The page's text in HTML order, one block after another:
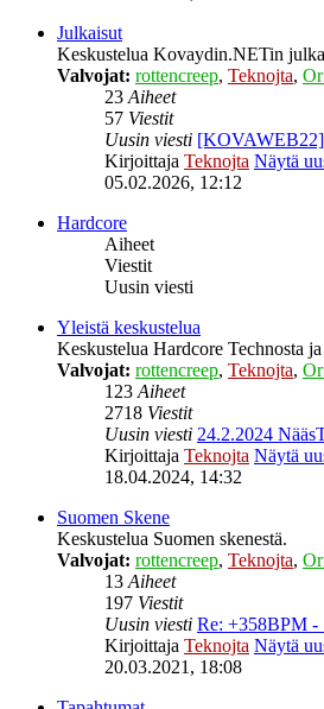
Julkaisut
Keskustelua Kovaydin.NETin
Valvojat: rottencreep, Teknojta,
23Aiheet
57 Viestit
Uusin viesti
Kirjoittaja Teknojta Näytä
05.02.2026, 12:12
Hardcore
Aiheet
Viestit
Uusin viesti
Yleistä keskustelua
Keskustelua Hardcore Technosta
Valvojat: rottencreep, Teknojta,
123Aiheet
2718 Viestit
Uusin viesti 24.2.2024
Kirjoittaja Teknojta Näytä
18.04.2024, 14:32
Suomen Skene
Keskustelua Suomen skenestä.
Valvojat: rottencreep, Teknojta,
13Aiheet
197 Viestit
Uusin viesti Re: +358BPM -
Kirjoittaja Teknojta Näytä
20.03.2021, 18:08